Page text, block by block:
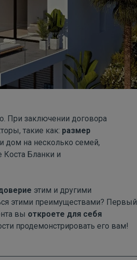
При заключении договора
такие как: размер
дом на несколько семей,
Бланки и
этим и другими
этими преимуществами? Первый
вы откроете для себя
продемонстрировать его вам!